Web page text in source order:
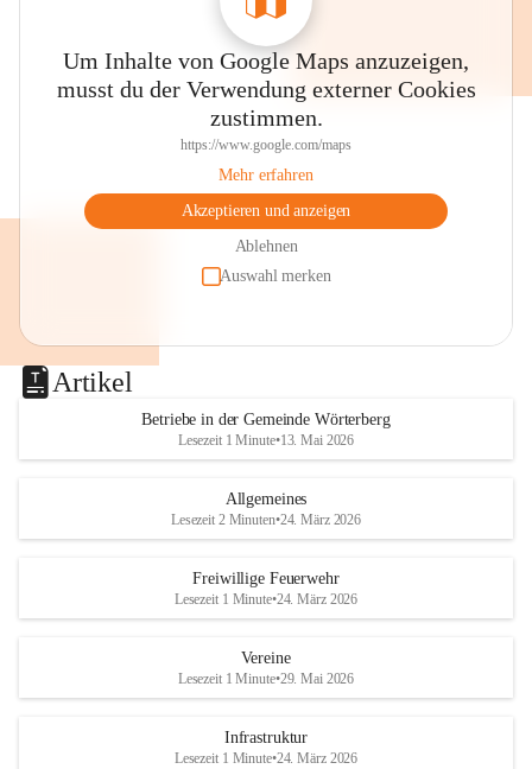
Um Inhalte von Google Maps anzuzeigen,
musst du der Verwendung externer Cookies
zustimmen.
https://www.google.com/maps
Mehr erfahren
Akzeptieren und anzeigen
Ablehnen
Auswahl merken
Artikel
Betriebe in der Gemeinde Wörterberg
Lesezeit 1 Minute•13. Mai 2026
Allgemeines
Lesezeit 2 Minuten•24. März 2026
Freiwillige Feuerwehr
Lesezeit 1 Minute•24. März 2026
Vereine
Lesezeit 1 Minute•29. Mai 2026
Infrastruktur
Lesezeit 1 Minute•24. März 2026